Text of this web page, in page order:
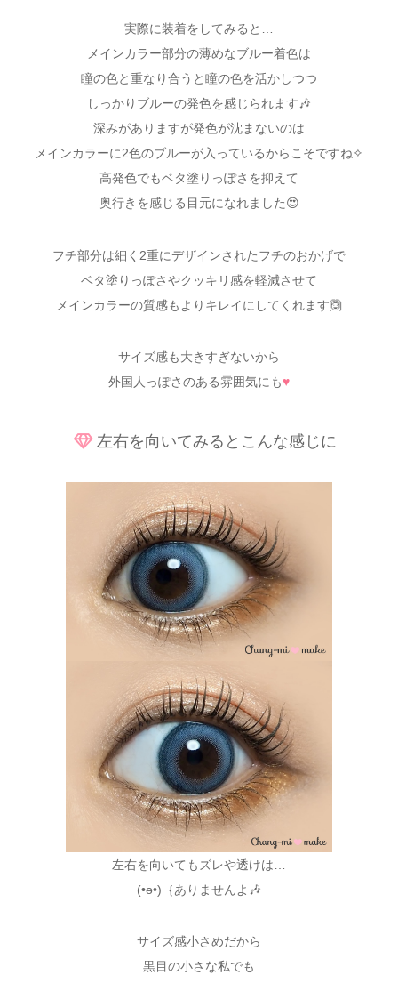
実際に装着をしてみると…
メインカラー部分の薄めなブルー着色は
瞳の色と重なり合うと瞳の色を活かしつつ
しっかりブルーの発色を感じられます🎶
深みがありますが発色が沈まないのは
メインカラーに2色のブルーが入っているからこそですね✧
高発色でもベタ塗りっぽさを抑えて
奥行きを感じる目元になれました😍
フチ部分は細く2重にデザインされたフチのおかげで
ベタ塗りっぽさやクッキリ感を軽減させて
メインカラーの質感もよりキレイにしてくれます🙆
サイズ感も大きすぎないから
外国人っぽさのある雰囲気にも♥
左右を向いてみるとこんな感じに
左右を向いてもズレや透けは…
(•ө•)｛ありませんよ🎶
サイズ感小さめだから
黒目の小さな私でも